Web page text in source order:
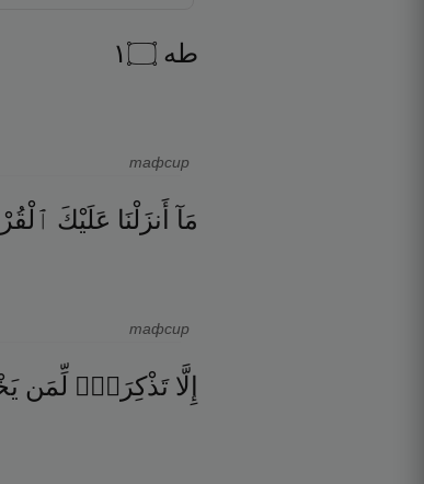
طه ۝١
тафсир
مَآ أَنزَلْنَا عَلَيْكَ
тафсир
إِلَّا تَذْكِرَةًۭ لِّمَن